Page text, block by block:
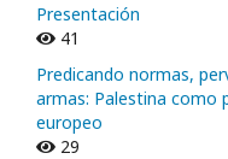
Presentación
41
Predicando normas,
armas: Palestina como
europeo
29